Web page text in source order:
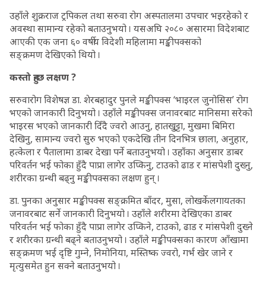
उहाँले शुक्रराज ट्रपिकल तथा सरुवा रोग अस्पतालमा उपचार भइरहेको र
अवस्था सामान्य रहेको बताउनुभयो । यसअघि २०८० असारमा विदेशबाट
आएकी एक जना ६० वर्षीय विदेशी महिलामा मङ्कीपक्सको
सङ्क्रमण देखिएको थियो ।
कस्तो हुन्छ लक्षण ?
सरुवारोग विशेषज्ञ डा. शेरबहादुर पुनले मङ्कीपक्स ‘भाइरल जुनोसिस’ रोग
भएको जानकारी दिनुभयो । उहाँले मङ्कीपक्स जनावरबाट मानिसमा सरेको
भाइरस भएको जानकारी दिँदै ज्वरो आउनु, हातखु्ट्टा, मुखमा बिमिरा
देखिनु, सामान्य ज्वरो सुरु भएको एकदेखि तीन दिनभित्र छाला, अनुहार,
हत्केला र पैतालामा डाबर देखा पर्ने बताउनुभयो । उहाँका अनुसार डाबर
परिवर्तन भई फोका हुँदै पाप्रा लागेर उप्किनु, टाउको ढाड र मांसपेशी दुख्नु,
शरीरका ग्रन्थी बढ्नु मङ्कीपक्सका लक्षण हुन् ।
डा. पुनका अनुसार मङ्कीपक्स सङ्क्रमित बाँदर, मुसा, लोखर्केलगायतका
जनावरबाट सर्ने जानकारी दिनुभयो । उहाँले शरीरमा देखिएका डाबर
परिवर्तन भई फोका हुँदै पाप्रा लागेर उप्किने, टाउको, ढाड र मांसपेशी दुख्ने
र शरीरका ग्रन्थी बढ्ने बताउनुभयो । उहाँले मङ्कीपक्सका कारण आँखामा
सङ्क्रमण भई दृष्टि गुम्ने, निमोनिया, मस्तिष्क ज्वरो, गर्भ खेर जाने र
मृत्युसमेत हुन सक्ने बताउनुभयो ।